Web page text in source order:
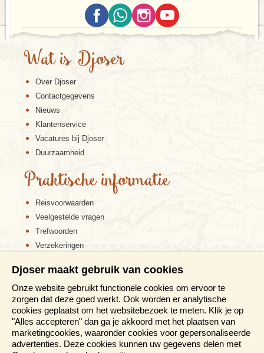
Wat is Djoser
Over Djoser
Contactgegevens
Nieuws
Klantenservice
Vacatures bij Djoser
Duurzaamheid
Praktische informatie
Reisvoorwaarden
Veelgestelde vragen
Trefwoorden
Verzekeringen
Disclaimer
Cookiebeleid
Privacy verklaring
Reis en boek met Djoser zekerheid
Meer weten?
Djoser maakt gebruik van cookies
Onze website gebruikt functionele cookies om ervoor te
zorgen dat deze goed werkt. Ook worden er analytische
cookies geplaatst om het websitebezoek te meten. Klik je op
"Alles accepteren" dan ga je akkoord met het plaatsen van
marketingcookies, waaronder cookies voor gepersonaliseerde
advertenties. Deze cookies kunnen uw gegevens delen met